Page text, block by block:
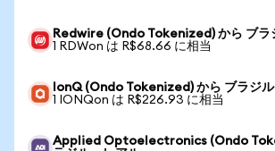
Redwire (Ondo Tokenized) から ブラ
1 RDWon は R$68.66 に相当
IonQ (Ondo Tokenized) から ブラジ
1 IONQon は R$226.93 に相当
Applied Optoelectronics (Ondo